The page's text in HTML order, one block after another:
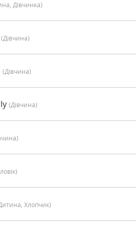
Дівчинка)
(дівчина)
(дівчина)
(дівчина)
Хлопчик)